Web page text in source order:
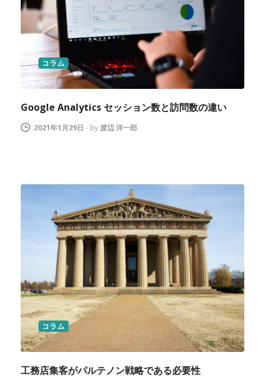
コラム
Google Analytics セッション数と訪問数の違い
2021年1月29日 - by渡辺 洋一郎
コラム
工務店集客がパルテノン戦略である必要性